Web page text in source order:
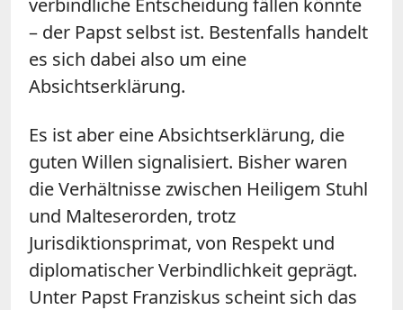
verbindliche Entscheidung fällen könnte
– der Papst selbst ist. Bestenfalls handelt
es sich dabei also um eine
Absichtserklärung.
Es ist aber eine Absichtserklärung, die
guten Willen signalisiert. Bisher waren
die Verhältnisse zwischen Heiligem Stuhl
und Malteserorden, trotz
Jurisdiktionsprimat, von Respekt und
diplomatischer Verbindlichkeit geprägt.
Unter Papst Franziskus scheint sich das